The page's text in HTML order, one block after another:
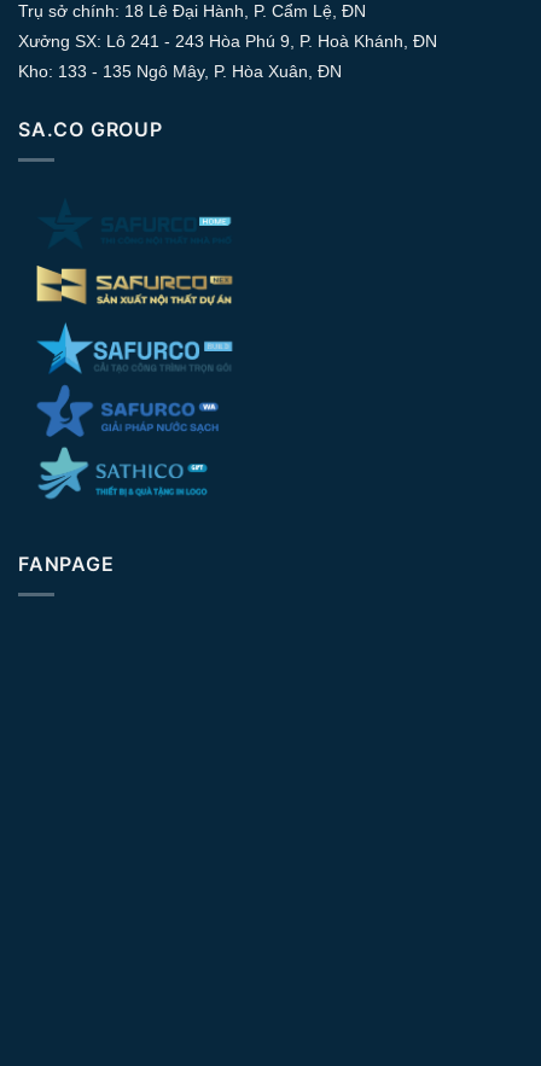
Trụ sở chính: 18 Lê Đại Hành, P. Cẩm Lệ, ĐN
Xưởng SX: Lô 241 - 243 Hòa Phú 9, P. Hoà Khánh, ĐN
Kho: 133 - 135 Ngô Mây, P. Hòa Xuân, ĐN
SA.CO GROUP
FANPAGE